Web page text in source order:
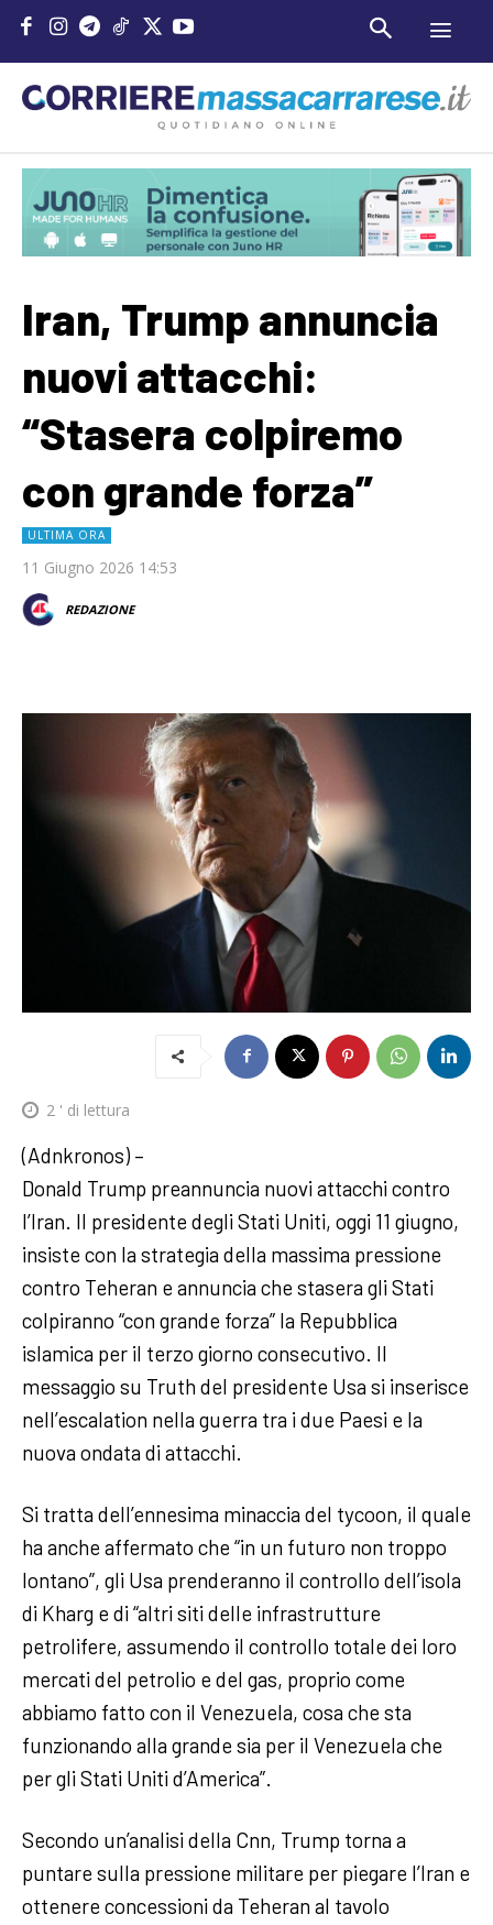
Iran, Trump annuncia
nuovi attacchi:
“Stasera colpiremo
con grande forza”
ULTIMA ORA
11 Giugno 2026 14:53
REDAZIONE
2 ' di lettura
(Adnkronos) –
Donald Trump preannuncia nuovi attacchi contro
l’Iran. Il presidente degli Stati Uniti, oggi 11 giugno,
insiste con la strategia della massima pressione
contro Teheran e annuncia che stasera gli Stati
colpiranno “con grande forza” la Repubblica
islamica per il terzo giorno consecutivo. Il
messaggio su Truth del presidente Usa si inserisce
nell’escalation nella guerra tra i due Paesi e la
nuova ondata di attacchi.
Si tratta dell’ennesima minaccia del tycoon, il quale
ha anche affermato che “in un futuro non troppo
lontano”, gli Usa prenderanno il controllo dell’isola
di Kharg e di “altri siti delle infrastrutture
petrolifere, assumendo il controllo totale dei loro
mercati del petrolio e del gas, proprio come
abbiamo fatto con il Venezuela, cosa che sta
funzionando alla grande sia per il Venezuela che
per gli Stati Uniti d’America”.
Secondo un’analisi della Cnn, Trump torna a
puntare sulla pressione militare per piegare l’Iran e
ottenere concessioni da Teheran al tavolo